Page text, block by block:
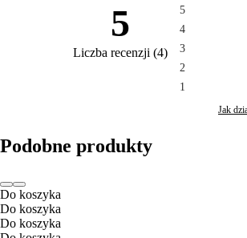
5
Liczba recenzji (4)
5
4
3
2
1
Jak
Podobne produkty
Do koszyka
Do koszyka
Do koszyka